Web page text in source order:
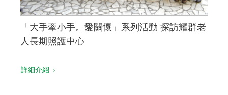
「大手牽小手。愛關懷」系列活動 探訪耀群老
人長期照護中心
詳細介紹